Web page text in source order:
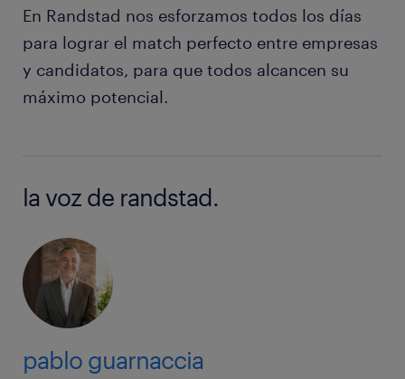
En Randstad nos esforzamos todos los días
para lograr el match perfecto entre empresas
y candidatos, para que todos alcancen su
máximo potencial.
la voz de randstad.
pablo guarnaccia